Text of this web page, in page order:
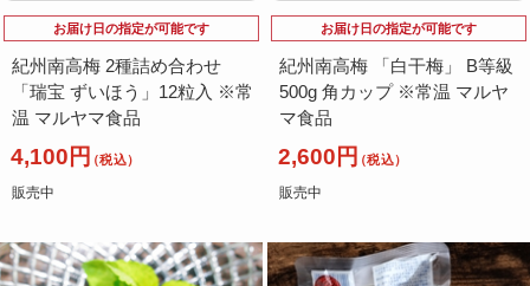
お届け日の指定が可能です
紀州南高梅 2種詰め合わせ
「瑞宝 ずいほう」12粒入 ※常
温 マルヤマ食品
4,100円（税込）
販売中
お届け日の指定が可能です
紀州南高梅 「白干梅」 B等級
500g 角カップ ※常温 マルヤ
マ食品
2,600円（税込）
販売中